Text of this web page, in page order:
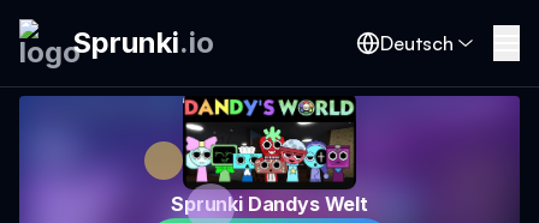
Sprunki.io Deutsch
Sprunki Dandys Welt